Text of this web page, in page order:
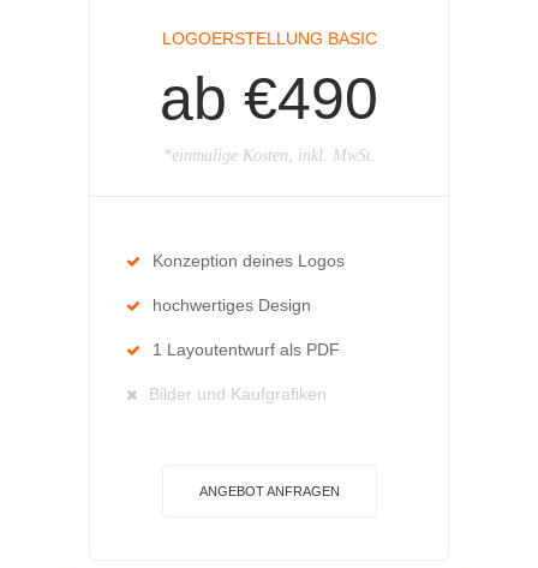
LOGOERSTELLUNG BASIC
ab €490
*einmalige Kosten, inkl. MwSt.
Konzeption deines Logos
hochwertiges Design
1 Layoutentwurf als PDF
Bilder und Kaufgrafiken
ANGEBOT ANFRAGEN